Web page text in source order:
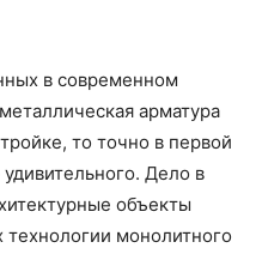
в современном
арматура
то точно в первой
Дело в
объекты
технологии монолитного